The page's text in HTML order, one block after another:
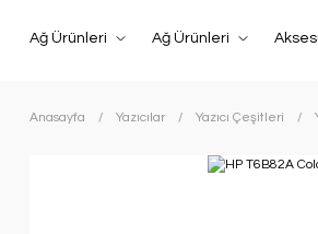
Ağ Ürünleri Ağ Ürünleri
Anasayfa Yazıcılar Yazıcı Çeşitleri